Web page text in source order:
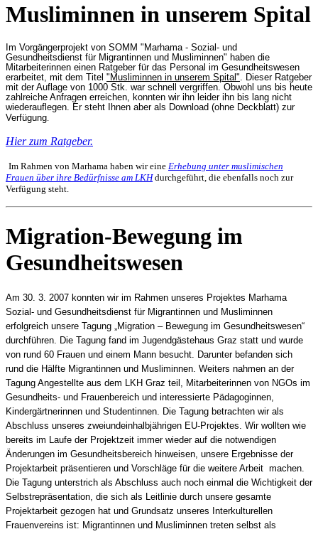
Musliminnen in unserem Spital
Im Vorgängerprojekt von SOMM "Marhama - Sozial- und
Gesundheitsdienst für Migrantinnen und Musliminnen" haben die
Mitarbeiterinnen einen Ratgeber für das Personal im Gesundheitswesen
erarbeitet, mit dem Titel "Musliminnen in unserem Spital". Dieser Ratgeber
mit der Auflage von 1000 Stk. war schnell vergriffen. Obwohl uns bis heute
zahlreiche Anfragen erreichen, konnten wir ihn leider ihn bis lang nicht
wiederauflegen. Er steht Ihnen aber als Download (ohne Deckblatt) zur
Verfügung.
Hier zum Ratgeber.
Im Rahmen von Marhama haben wir eine Erhebung unter muslimischen
Frauen über ihre Bedürfnisse am LKHdurchgeführt, die ebenfalls noch zur
Verfügung steht.
Migration-Bewegung im
Gesundheitswesen
Am 30. 3. 2007 konnten wir im Rahmen unseres Projektes Marhama
Sozial- und Gesundheitsdienst für Migrantinnen und Musliminnen
erfolgreich unsere Tagung „Migration – Bewegung im Gesundheitswesen“
durchführen. Die Tagung fand im Jugendgästehaus Graz statt und wurde
von rund 60 Frauen und einem Mann besucht. Darunter befanden sich
rund die Hälfte Migrantinnen und Musliminnen. Weiters nahmen an der
Tagung Angestellte aus dem LKH Graz teil, Mitarbeiterinnen von NGOs im
Gesundheits- und Frauenbereich und interessierte Pädagoginnen,
Kindergärtnerinnen und Studentinnen. Die Tagung betrachten wir als
Abschluss unseres zweiundeinhalbjährigen EU-Projektes. Wir wollten wie
bereits im Laufe der Projektzeit immer wieder auf die notwendigen
Änderungen im Gesundheitsbereich hinweisen, unsere Ergebnisse der
Projektarbeit präsentieren und Vorschläge für die weitere Arbeit machen.
Die Tagung unterstrich als Abschluss auch noch einmal die Wichtigkeit der
Selbstrepräsentation, die sich als Leitlinie durch unsere gesamte
Projektarbeit gezogen hat und Grundsatz unseres Interkulturellen
Frauenvereins ist: Migrantinnen und Musliminnen treten selbst als